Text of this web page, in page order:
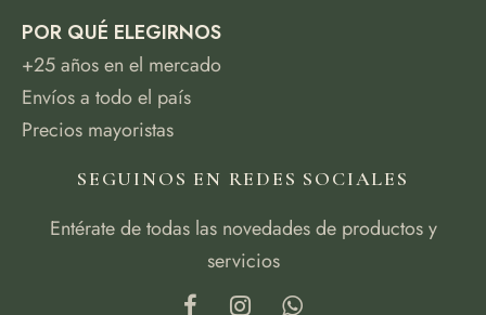
POR QUÉ ELEGIRNOS
+25 años en el mercado
Envíos a todo el país
Precios mayoristas
SEGUINOS EN REDES SOCIALES
Entérate de todas las novedades de productos y
servicios